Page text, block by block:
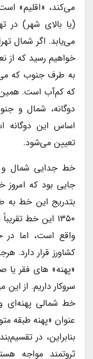
می‌کند، «اقلیم»
(یا بالای شهر) در
می‌یابد. اگر شمال
خواهیم رسید که از
به طرف جنوب که
که کم‌آب‌ است. همین
دوگانه، شمال و
اساس این دوگانه
تعیین می‌شود.
جایی بود که امروز
بتدریج این خط به
۱۳۵۰ این خط
واقع است، اما در
کشاورز قرار دارد.
«پهنه» های فقر یا
سروکار داریم. از این
خط شمالی پهنه‌ای
عنوان «پهنه طبقه
بنابراین، در
ثروتمند مواجه